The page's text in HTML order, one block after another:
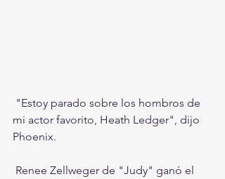
mi actor favorito, Heath Ledger", dijo
Phoenix.